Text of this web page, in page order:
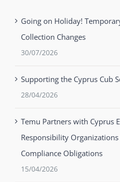
Going on Holiday!
Collection Changes
30/07/2026
Supporting the Cyprus Cub
28/04/2026
Temu Partners with Cyprus
Responsibility
Compliance Obligations
15/04/2026